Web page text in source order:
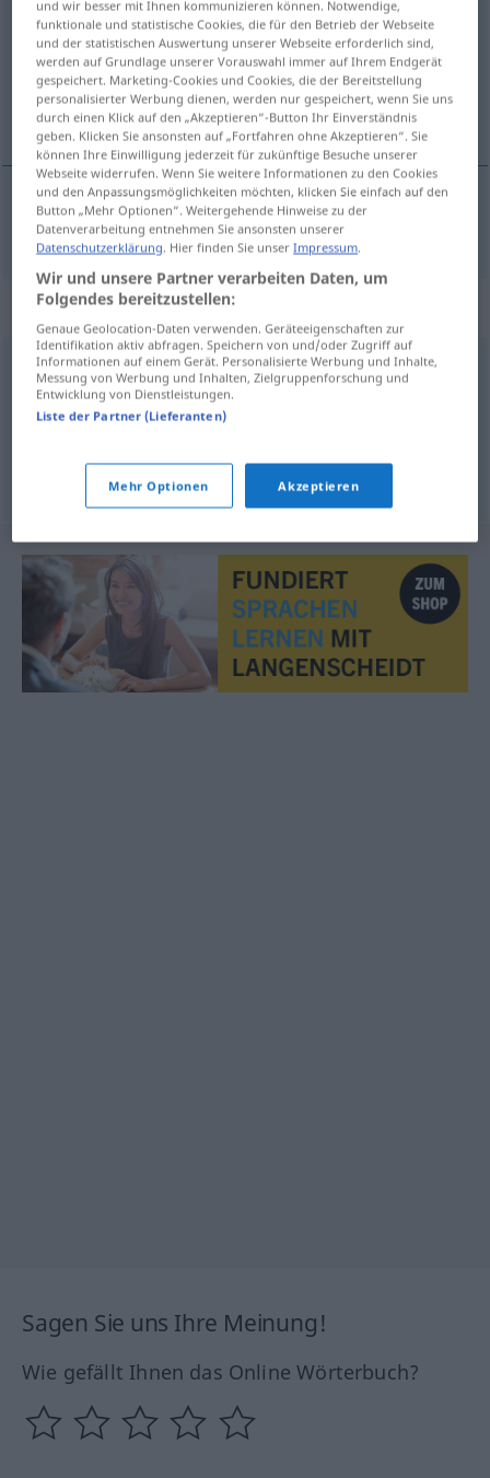
Übersicht aller Übersetzungen
(Für mehr Details die Übersetzung anklicken/antippen)
specijalitet
specijalitet Spezialität
Synonyme für "Spezialität"
Leckerbissen,Delikatesse,Genuss
© OpenThesaurus.de
Sagen Sie uns Ihre Meinung!
Wie gefällt Ihnen das Online Wörterbuch?
und wir besser mit Ihnen kommunizieren können. Notwendige,
funktionale und statistische Cookies, die für den Betrieb der Webseite
und der statistischen Auswertung unserer Webseite erforderlich sind,
werden auf Grundlage unserer Vorauswahl immer auf Ihrem Endgerät
gespeichert. Marketing-Cookies und Cookies, die der Bereitstellung
personalisierter Werbung dienen, werden nur gespeichert, wenn Sie uns
durch einen Klick auf den „Akzeptieren“-Button Ihr Einverständnis
geben. Klicken Sie ansonsten auf „Fortfahren ohne Akzeptieren“. Sie
können Ihre Einwilligung jederzeit für zukünftige Besuche unserer
Webseite widerrufen. Wenn Sie weitere Informationen zu den Cookies
und den Anpassungsmöglichkeiten möchten, klicken Sie einfach auf den
Button „Mehr Optionen“. Weitergehende Hinweise zu der
Datenverarbeitung entnehmen Sie ansonsten unserer
Datenschutzerklärung. Hier finden Sie unserImpressum.
Wir und unsere Partner verarbeiten Daten, um
Folgendes bereitzustellen:
Genaue Geolocation-Daten verwenden. Geräteeigenschaften zur
Identifikation aktiv abfragen. Speichern von und/oder Zugriff auf
Informationen auf einem Gerät. Personalisierte Werbung und Inhalte,
Messung von Werbung und Inhalten, Zielgruppenforschung und
Entwicklung von Dienstleistungen.
Liste der Partner (Lieferanten)
Mehr Optionen Akzeptieren